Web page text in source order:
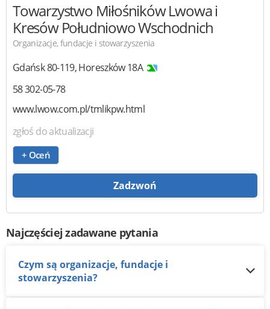
Towarzystwo Miłośników Lwowa i
Kresów Południowo Wschodnich
Organizacje, fundacje i stowarzyszenia
Gdańsk80-119,Horeszków 18A
58 302-05-78
www.lwow.com.pl/tmlikpw.html
zgłoś do aktualizacji
+ Oceń
Zadzwoń
Najczęściej zadawane pytania
Czym są organizacje, fundacje i
stowarzyszenia?